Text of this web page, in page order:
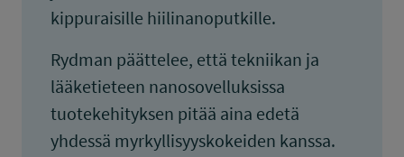
kippuraisille hiilinanoputkille.
Rydman päättelee, että tekniikan ja
lääketieteen nanosovelluksissa
tuotekehityksen pitää aina edetä
yhdessä myrkyllisyyskokeiden kanssa.